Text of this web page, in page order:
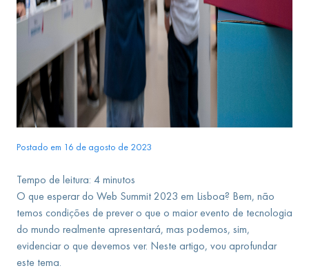
Postado em 16 de agosto de 2023
Tempo de leitura: 4 minutos
O que esperar do Web Summit 2023 em Lisboa? Bem, não
temos condições de prever o que o maior evento de tecnologia
do mundo realmente apresentará, mas podemos, sim,
evidenciar o que devemos ver. Neste artigo, vou aprofundar
este tema.